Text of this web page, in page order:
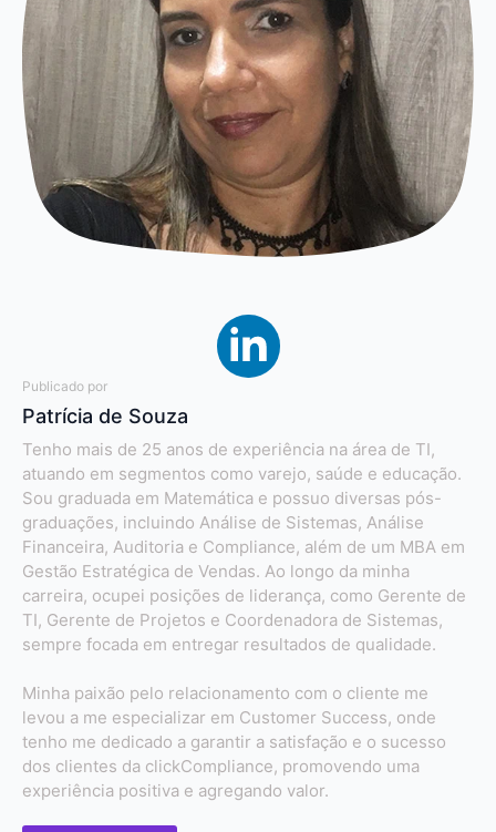
Publicado por
Patrícia de Souza
Tenho mais de 25 anos de experiência na área de TI,
atuando em segmentos como varejo, saúde e educação.
Sou graduada em Matemática e possuo diversas pós-
graduações, incluindo Análise de Sistemas, Análise
Financeira, Auditoria e Compliance, além de um MBA em
Gestão Estratégica de Vendas. Ao longo da minha
carreira, ocupei posições de liderança, como Gerente de
TI, Gerente de Projetos e Coordenadora de Sistemas,
sempre focada em entregar resultados de qualidade.
Minha paixão pelo relacionamento com o cliente me
levou a me especializar em Customer Success, onde
tenho me dedicado a garantir a satisfação e o sucesso
dos clientes da clickCompliance, promovendo uma
experiência positiva e agregando valor.